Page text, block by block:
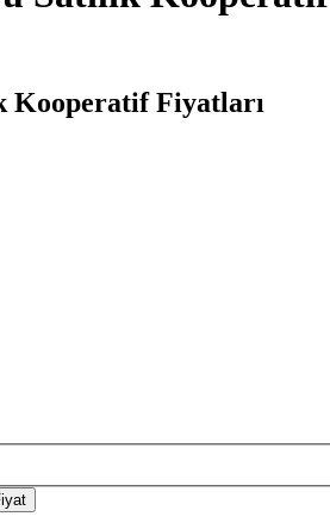
Kooperatif Fiyatları